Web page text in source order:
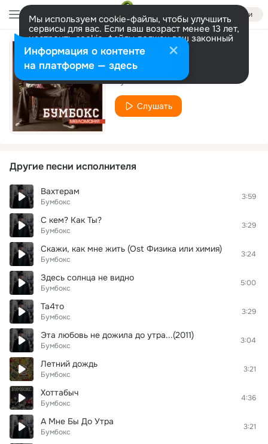
Войти
Мы используем cookie-файлы, чтобы улучшить
сервисы для вас. Если ваш возраст менее 13 лет,
настроить cookie-файлы должен ваш законный
представитель. Больше информации
Разрешить все Настроить
Бобік
Бумбокс
Слушать
Другие песни исполнителя
Вахтерам
Бумбокс
3:59
С кем? Как Ты?
Бумбокс
3:29
Скажи, как мне жить (Ost Физика или химия)
Бумбокс
3:24
Здесь солнца не видно
Бумбокс
5:00
Та4то
Бумбокс
3:29
Эта любовь не дожила до утра...(2011)
Бумбокс
3:04
Летний дождь
Бумбокс
3:21
Хоттабыч
Бумбокс
4:36
А Мне Бы До Утра
Бумбокс
3:21
Информация о контенте
на платформе — здесь